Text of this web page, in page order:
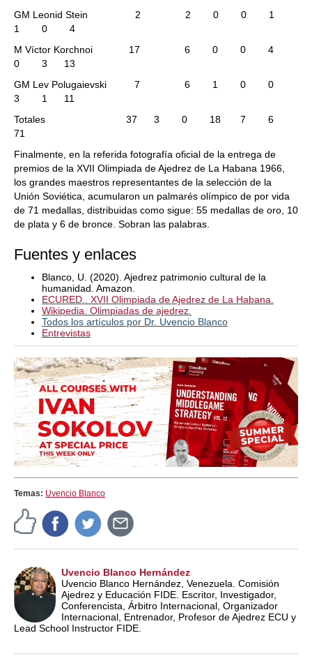
GM Leonid Stein 2 2 0 0 1
1 0 4
M Víctor Korchnoi 17 6 0 0 4
0 3 13
GM Lev Polugaievski 7 6 1 0 0
3 1 11
Totales 37 3 0 18 7 6
71
Finalmente, en la referida fotografía oficial de la entrega de
premios de la XVII Olimpiada de Ajedrez de La Habana 1966,
los grandes maestros representantes de la selección de la
Unión Soviética, acumularon un palmarés olímpico de por vida
de 71 medallas, distribuidas como sigue: 55 medallas de oro, 10
de plata y 6 de bronce. Sobran las palabras.
Fuentes y enlaces
Blanco, U. (2020). Ajedrez patrimonio cultural de la
humanidad. Amazon.
ECURED.. XVII Olimpiada de Ajedrez de La Habana.
Wikipedia. Olimpiadas de ajedrez.
Todos los artículos por Dr. Uvencio Blanco
Entrevistas
Temas: Uvencio Blanco
Uvencio Blanco Hernández
Uvencio Blanco Hernández, Venezuela. Comisión
Ajedrez y Educación FIDE. Escritor, Investigador,
Conferencista, Árbitro Internacional, Organizador
Internacional, Entrenador, Profesor de Ajedrez ECU y
Lead School Instructor FIDE.